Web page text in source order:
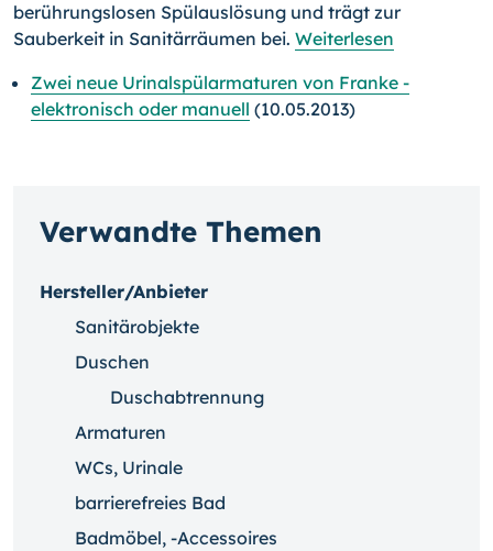
berüh­rungs­losen Spülauslösung und trägt zur
Sauberkeit in Sanitärräu­men bei. Weiterlesen
Zwei neue Urinalspülarmaturen von Franke -
elektronisch oder manuell (10.05.2013)
Verwandte Themen
Hersteller/Anbieter
Sanitärobjekte
Duschen
Duschabtrennung
Armaturen
WCs, Urinale
barrierefreies Bad
Badmöbel, -Accessoires